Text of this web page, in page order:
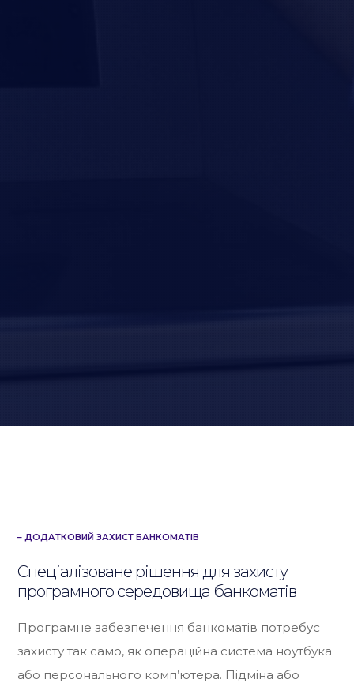
– ДОДАТКОВИЙ ЗАХИСТ БАНКОМАТІВ
Спеціалізоване рішення для захисту
програмного середовища банкоматів
Програмне забезпечення банкоматів потребує
захисту так само, як операційна система ноутбука
або персонального комп’ютера. Підміна або